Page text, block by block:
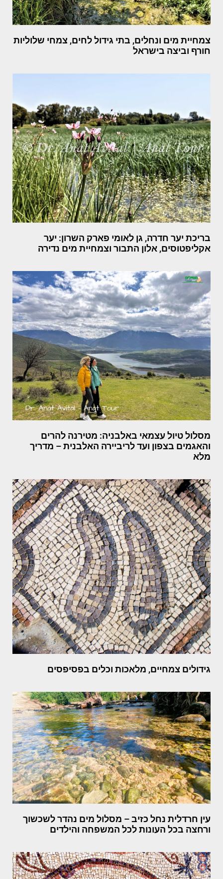
צמחיית מים ונחלים, בתי גידול לחים, צמחי שלוליות
חורף וביצה בישראל
בריכת יער חדרה, גן לאומי פארק השרון: יער
אקליפטוסים, אלון התבור וצמחיית מים נדירה
מסלול טיול עצמאי באלבניה: מטירנה להרים
והאגמים בצפון ועד לריביירה האלבנית – מדריך
מלא
גידולים צמחיים, מלאכות וכלים בפסיפסים
עין חרדלית נחל כזיב – מסלול מים נהדר לשכשוך
ורחצה בכל העונות לכל המשפחה והילדים